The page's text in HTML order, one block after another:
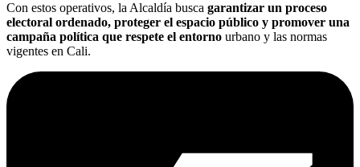
Con estos operativos, la Alcaldía busca garantizar un proceso
electoral ordenado, proteger el espacio público y promover una
campaña política que respete el entorno urbano y las normas
vigentes en Cali.